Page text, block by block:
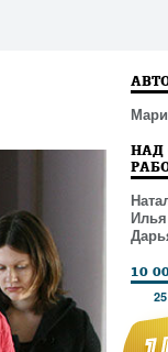
НАД
10